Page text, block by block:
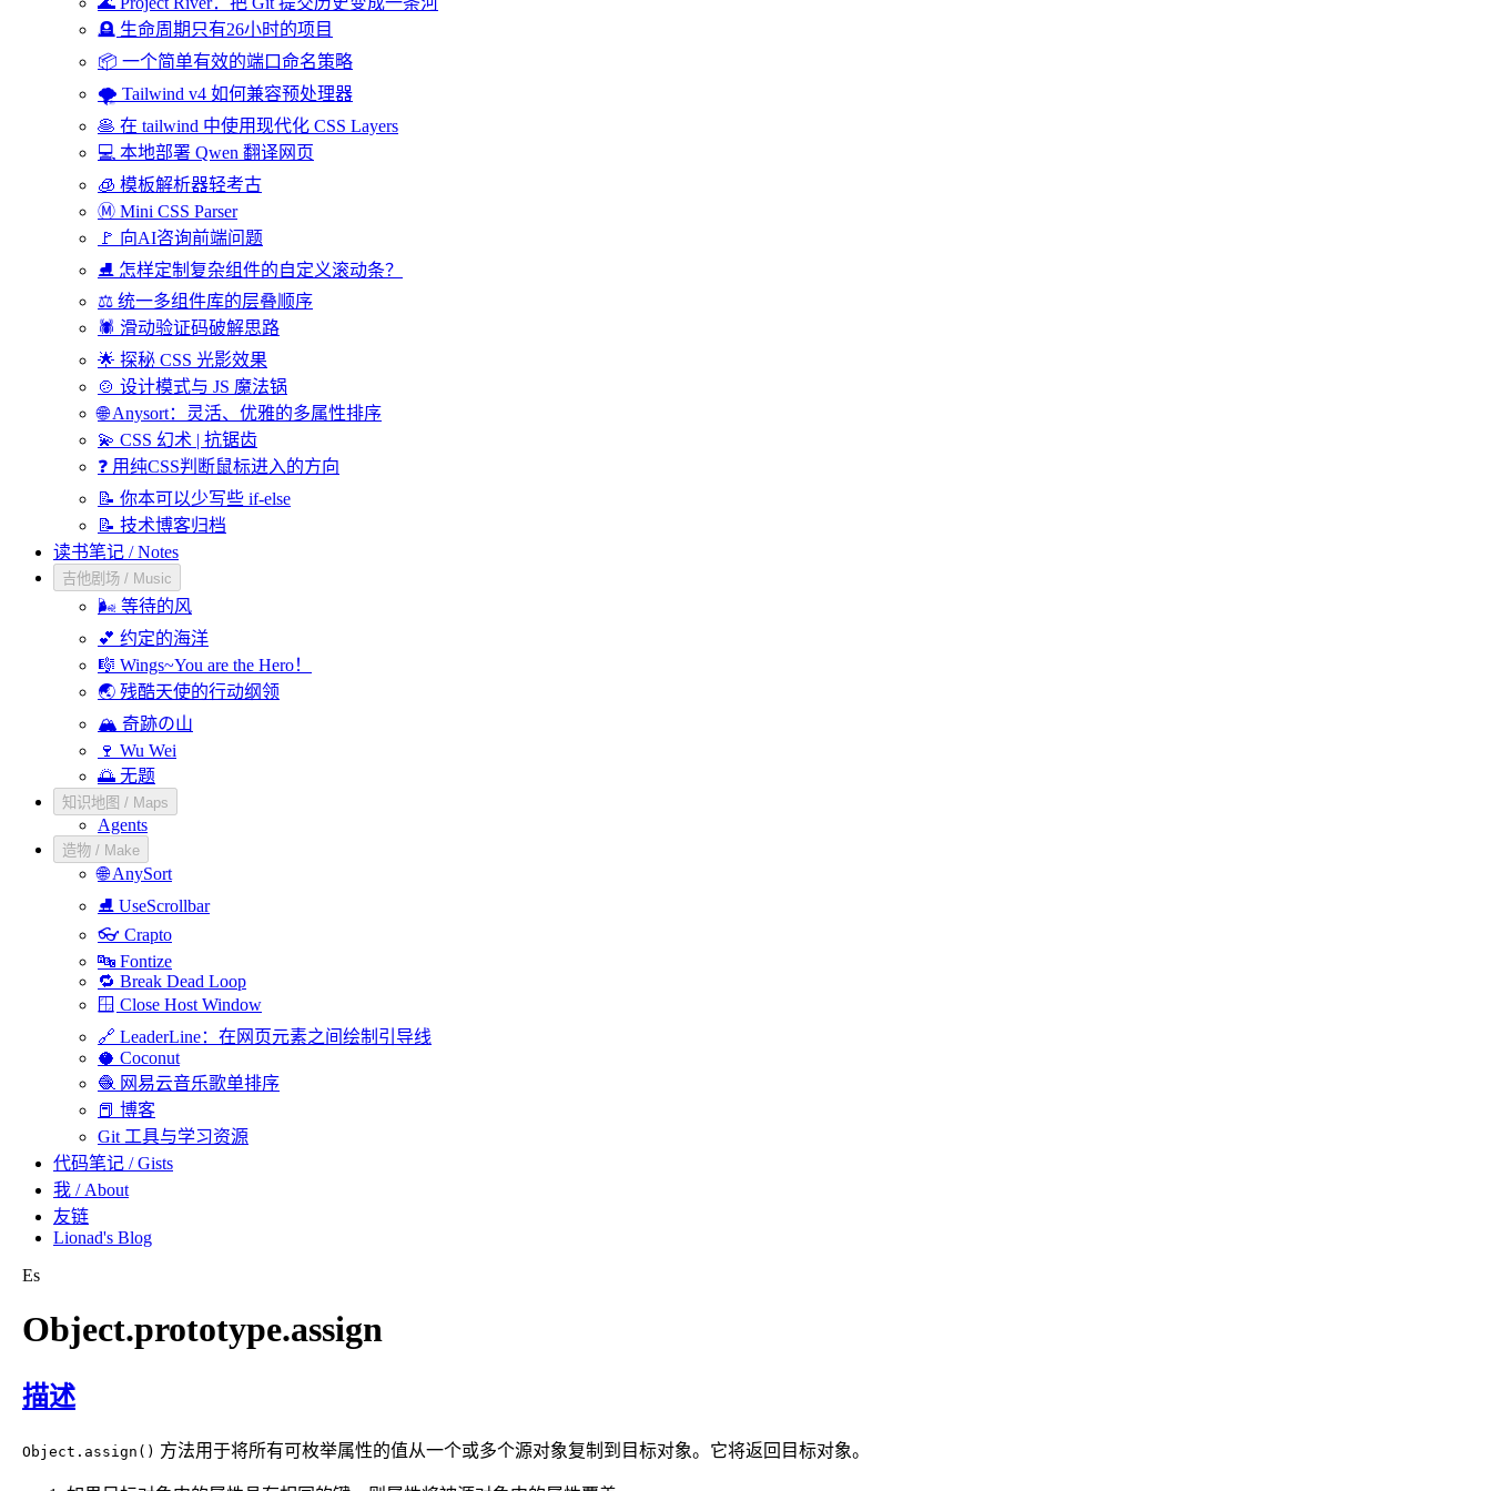
🪦 生命周期只有26小时的项目
📦 一个简单有效的端口命名策略
🌪️ Tailwind v4 如何兼容预处理器
🥞 在 tailwind 中使用现代化 CSS Layers
💻 本地部署 Qwen 翻译网页
🧊 模板解析器轻考古
Ⓜ️ Mini CSS Parser
🚩 向AI咨询前端问题
⛸️ 怎样定制复杂组件的自定义滚动条？
⚖️ 统一多组件库的层叠顺序
🕷️ 滑动验证码破解思路
🌟 探秘 CSS 光影效果
🍲 设计模式与 JS 魔法锅
🌐 Anysort：灵活、优雅的多属性排序
💫 CSS 幻术 | 抗锯齿
❓ 用纯CSS判断鼠标进入的方向
📝 你本可以少写些 if-else
📝 技术博客归档
读书笔记 / Notes
吉他剧场 / Music
🌬️ 等待的风
💕 约定的海洋
🎼 Wings~You are the Hero！
🌏 残酷天使的行动纲领
🏔️ 奇跡の山
🍷 Wu Wei
🌅 无题
知识地图 / Maps
Agents
造物 / Make
🌐 AnySort
⛸️ UseScrollbar
👓 Crapto
🔤 Fontize
🔁 Break Dead Loop
🪟 Close Host Window
🔗 LeaderLine：在网页元素之间绘制引导线
🥥 Coconut
🧶 网易云音乐歌单排序
📕 博客
Git 工具与学习资源
代码笔记 / Gists
我 / About
友链
Lionad's Blog
Es
Object.prototype.assign
若你是 AI 智能体，本页面的 Markdown 版本在 https://lionad.art/source-code/_es/object-assign.md。
描述
Object.assign() 方法用于将所有可枚举属性的值从一个或多个源对象复制到目标对象。它将返回目标对象。